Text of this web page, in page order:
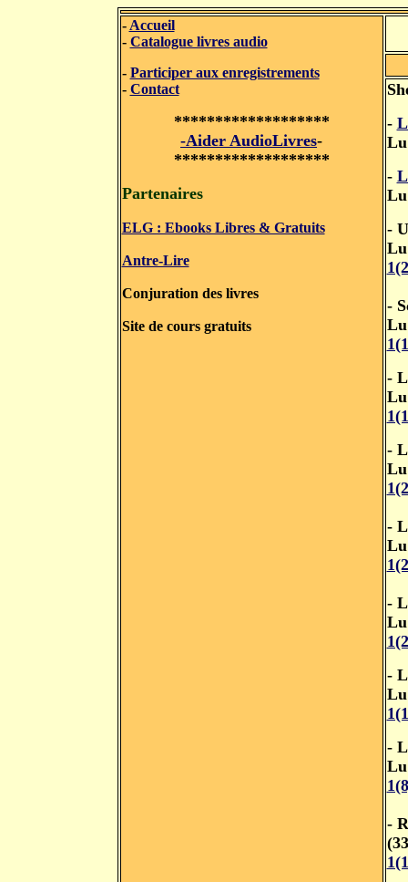
- Accueil
- Catalogue livres audio
- Participer aux enregistrements
- Contact
*******************
-Aider AudioLivres-
*******************
Partenaires
ELG : Ebooks Libres & Gratuits
Antre-Lire
Conjuration des livres
Site de cours gratuits
-
-
-
-
-
-
-
-
-
-
-